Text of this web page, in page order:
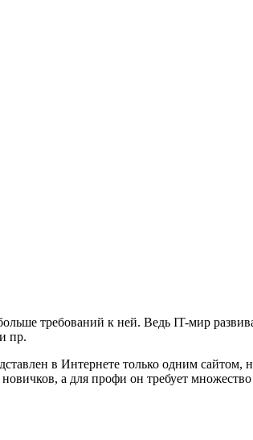
требований к ней. Ведь IT-мир
пр.
в Интернете только одним сайтом,
а для профи он требует